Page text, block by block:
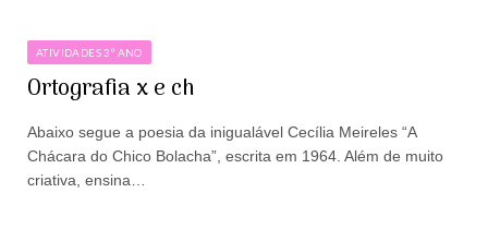
ATIVIDADES 3º ANO
Ortografia x e ch
Abaixo segue a poesia da inigualável Cecília Meireles “A
Chácara do Chico Bolacha”, escrita em 1964. Além de muito
criativa, ensina…